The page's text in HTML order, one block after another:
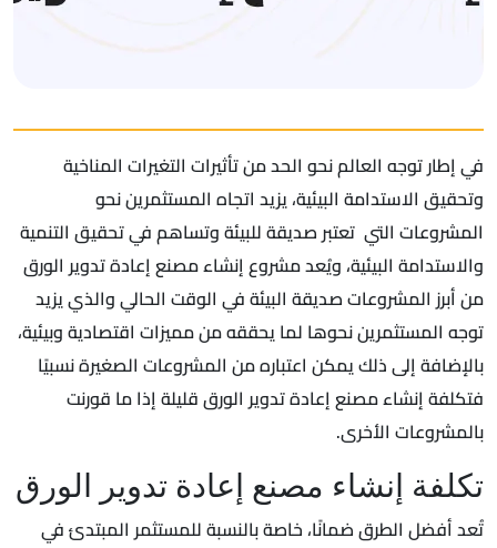
في إطار توجه العالم نحو الحد من تأثيرات التغيرات المناخية
وتحقيق الاستدامة البيئية، يزيد اتجاه المستثمرين نحو
المشروعات التي تعتبر صديقة للبيئة وتساهم في تحقيق التنمية
والاستدامة البيئية، ويُعد مشروع إنشاء مصنع إعادة تدوير الورق
من أبرز المشروعات صديقة البيئة في الوقت الحالي والذي يزيد
توجه المستثمرين نحوها لما يحققه من مميزات اقتصادية وبيئية،
بالإضافة إلى ذلك يمكن اعتباره من المشروعات الصغيرة نسبيًا
فتكلفة إنشاء مصنع إعادة تدوير الورق قليلة إذا ما قورنت
بالمشروعات الأخرى.
تكلفة إنشاء مصنع إعادة تدوير الورق
تُعد أفضل الطرق ضمانًا، خاصة بالنسبة للمستثمر المبتدئ في